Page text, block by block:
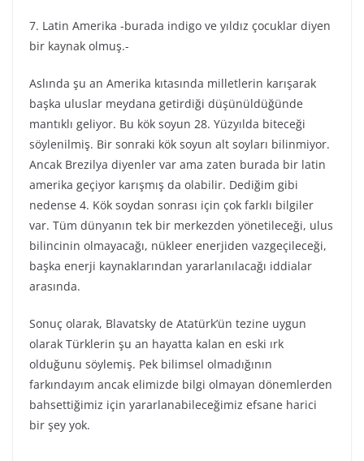
7. Latin Amerika -burada indigo ve yıldız çocuklar diyen
bir kaynak olmuş.-
Aslında şu an Amerika kıtasında milletlerin karışarak
başka uluslar meydana getirdiği düşünüldüğünde
mantıklı geliyor. Bu kök soyun 28. Yüzyılda biteceği
söylenilmiş. Bir sonraki kök soyun alt soyları bilinmiyor.
Ancak Brezilya diyenler var ama zaten burada bir latin
amerika geçiyor karışmış da olabilir. Dediğim gibi
nedense 4. Kök soydan sonrası için çok farklı bilgiler
var. Tüm dünyanın tek bir merkezden yönetileceği, ulus
bilincinin olmayacağı, nükleer enerjiden vazgeçileceği,
başka enerji kaynaklarından yararlanılacağı iddialar
arasında.
Sonuç olarak, Blavatsky de Atatürk’ün tezine uygun
olarak Türklerin şu an hayatta kalan en eski ırk
olduğunu söylemiş. Pek bilimsel olmadığının
farkındayım ancak elimizde bilgi olmayan dönemlerden
bahsettiğimiz için yararlanabileceğimiz efsane harici
bir şey yok.